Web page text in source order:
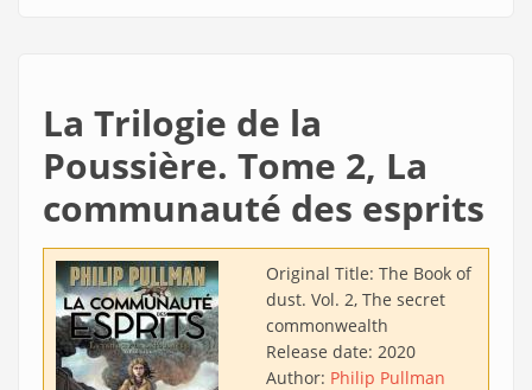
La Trilogie de la
Poussière. Tome 2, La
communauté des esprits
Original Title: The Book of
dust. Vol. 2, The secret
commonwealth
Release date: 2020
Author: Philip Pullman